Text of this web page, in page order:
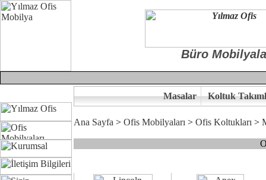
Büro
Masalar Koltuk
Ana Sayfa > Ofis Mobilyaları > Ofis Koltukları >